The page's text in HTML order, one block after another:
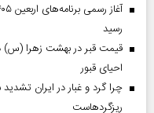
رسید
احیای قبور
چرا گرد و غبار در ایران
ریزگردهاست